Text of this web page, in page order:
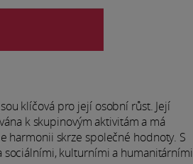
klíčová pro její osobní růst. Její
k skupinovým aktivitám a má
harmonii skrze společné hodnoty. S
sociálními, kulturními a humanitárními